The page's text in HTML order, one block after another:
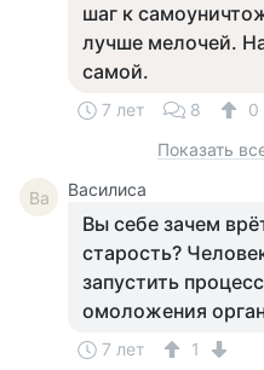
шаг к
лучше мелочей.
самой.
7 лет 8
0
Показать
Ва Василиса
Вы себе зачем
старость?
запустить
омоложения
7 лет
1